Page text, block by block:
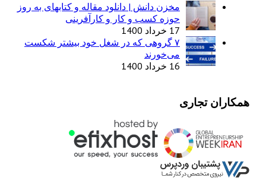
مخزن دانش | دانلود مقاله و کتابهای به روز
حوزه کسب و کار و کارآفرینی
17 خرداد 1400
۷ گروهی که در شغل خود بیشتر شکست
می‌خورند
16 خرداد 1400
همکاران تجاری